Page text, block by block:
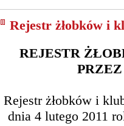
Rejestr żłobków i
REJESTR
Rejestr żłobków i
dnia 4 lutego 2011